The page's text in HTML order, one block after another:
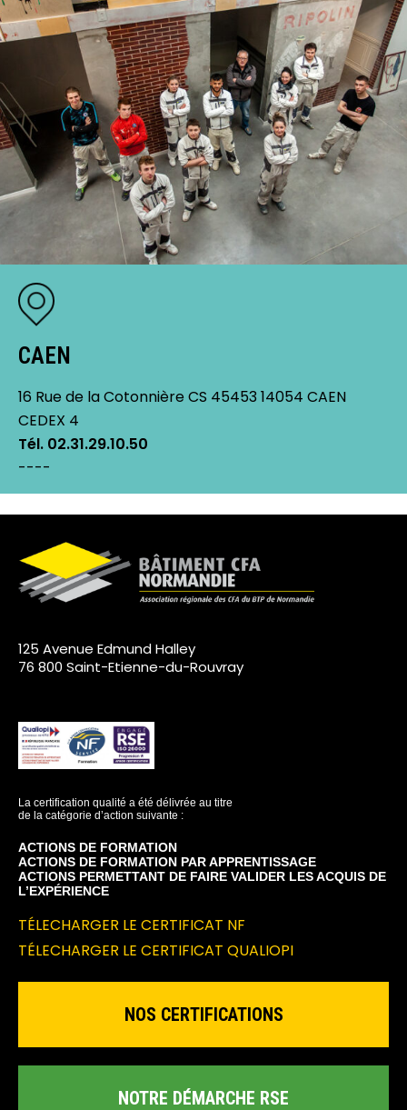
CAEN
16 Rue de la Cotonnière CS 45453 14054 CAEN
CEDEX 4
Tél. 02.31.29.10.50
----
125 Avenue Edmund Halley
76 800 Saint-Etienne-du-Rouvray
La certification qualité a été délivrée au titre
de la catégorie d’action suivante :
ACTIONS DE FORMATION
ACTIONS DE FORMATION PAR APPRENTISSAGE
ACTIONS PERMETTANT DE FAIRE VALIDER LES ACQUIS DE
L’EXPÉRIENCE
TÉLECHARGER LE CERTIFICAT NF
TÉLECHARGER LE CERTIFICAT QUALIOPI
NOS CERTIFICATIONS
NOTRE DÉMARCHE RSE